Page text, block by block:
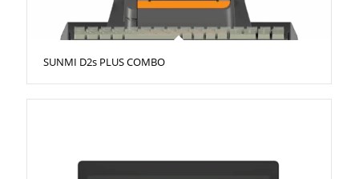
SUNMI D2s PLUS COMBO